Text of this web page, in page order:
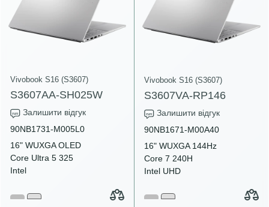
Vivobook S16 (S3607)
S3607AA-SH025W
Залишити відгук
90NB1731-M005L0
16" WUXGA OLED
Core Ultra 5 325
Intel
Vivobook S16 (S3607)
S3607VA-RP146
Залишити відгук
90NB1671-M00A40
16" WUXGA 144Hz
Core 7 240H
Intel UHD